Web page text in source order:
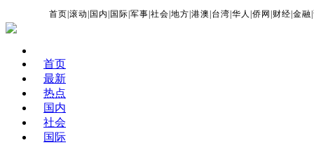
首页 |滚动 国内 国际 |军事 |社会 |地方 |港澳 台湾 |华人 |侨网 财经 |金融 |
首页
最新
热点
国内
社会
国际